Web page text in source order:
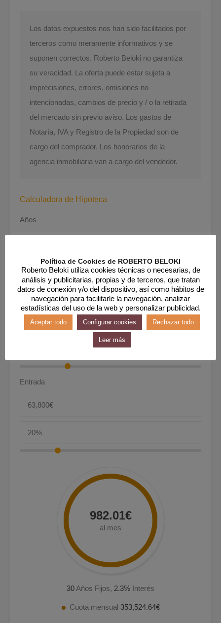
Los datos expuestos nos han sido facilitados por
terceros como meramente informativos y se
suponen correctos. Roberto Beloki no garantiza
su veracidad. La oferta puede estar sujeta a
imprecisiones, errores, omisiones no
intencionadas, cambios de precio y / o la retirada
del mercado sin previo aviso. Los gastos de
Notaría, IVA y Registro de la Propiedad son de
cargo del comprador. Los honorarios de la
agencia inmobiliaria van a cargo del vendedor.
Calculadora de Hipoteca
Años
Interés
Precio
Entrada
982.01€
al mes
30Años Fijos, 2.3% Interés
Cuota mensual 353,524.64€
Política de Cookies de ROBERTO BELOKI
Roberto Beloki utiliza cookies técnicas o necesarias, de
análisis y publicitarias, propias y de terceros, que tratan
datos de conexión y/o del dispositivo, así como hábitos de
navegación para facilitarle la navegación, analizar
estadísticas del uso de la web y personalizar publicidad.
Aceptar todo Configurar cookies Rechazar todo
Leer más